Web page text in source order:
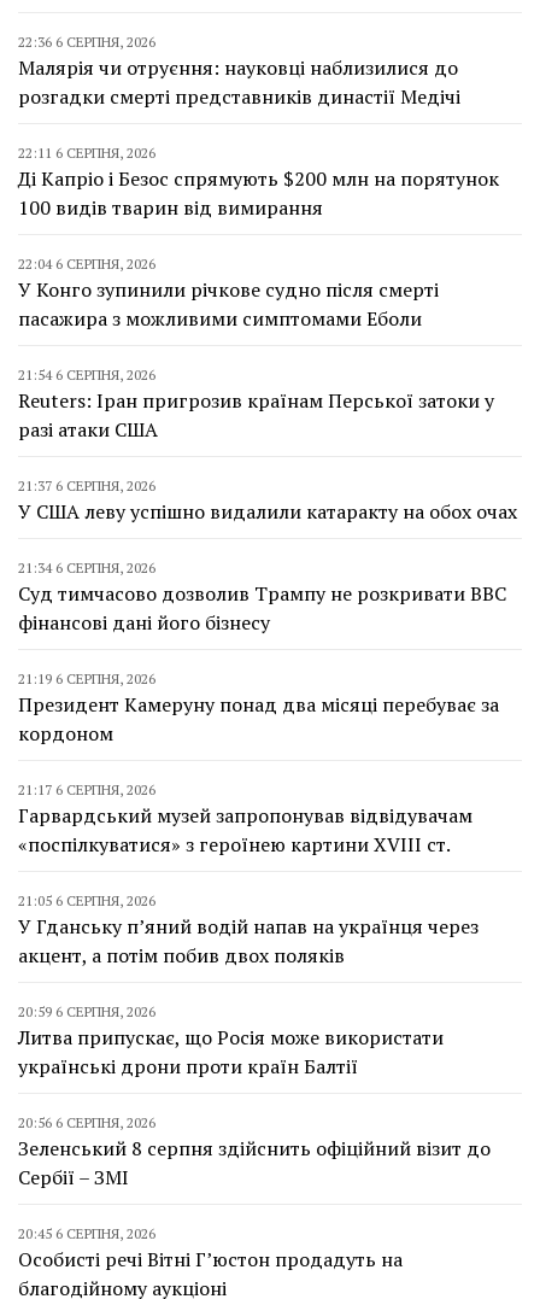
22:36 6 СЕРПНЯ, 2026
Малярія чи отруєння: науковці наблизилися до
розгадки смерті представників династії Медічі
22:11 6 СЕРПНЯ, 2026
Ді Капріо і Безос спрямують $200 млн на порятунок
100 видів тварин від вимирання
22:04 6 СЕРПНЯ, 2026
У Конго зупинили річкове судно після смерті
пасажира з можливими симптомами Еболи
21:54 6 СЕРПНЯ, 2026
Reuters: Іран пригрозив країнам Перської затоки у
разі атаки США
21:37 6 СЕРПНЯ, 2026
У США леву успішно видалили катаракту на обох очах
21:34 6 СЕРПНЯ, 2026
Суд тимчасово дозволив Трампу не розкривати BBC
фінансові дані його бізнесу
21:19 6 СЕРПНЯ, 2026
Президент Камеруну понад два місяці перебуває за
кордоном
21:17 6 СЕРПНЯ, 2026
Гарвардський музей запропонував відвідувачам
«поспілкуватися» з героїнею картини XVIII ст.
21:05 6 СЕРПНЯ, 2026
У Гданську п’яний водій напав на українця через
акцент, а потім побив двох поляків
20:59 6 СЕРПНЯ, 2026
Литва припускає, що Росія може використати
українські дрони проти країн Балтії
20:56 6 СЕРПНЯ, 2026
Зеленський 8 серпня здійснить офіційний візит до
Сербії – ЗМІ
20:45 6 СЕРПНЯ, 2026
Особисті речі Вітні Г’юстон продадуть на
благодійному аукціоні